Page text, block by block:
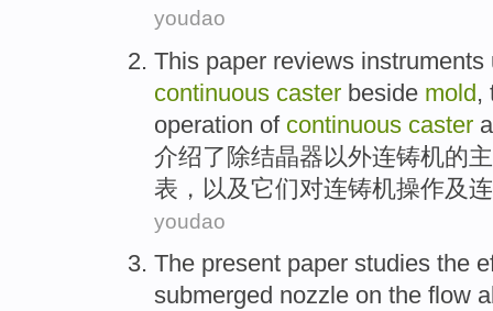
youdao
This paper reviews instruments
continuous caster beside mold,
operation of continuous caster
介绍了除结晶器以外连铸机的
表 ， 以及它们对连铸机操作及
youdao
The present paper studies the
submerged nozzle on the flow